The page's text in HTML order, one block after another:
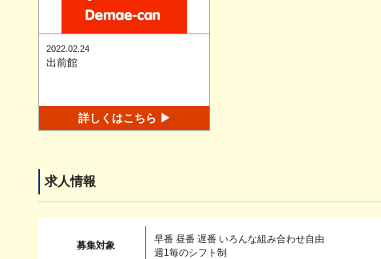
2022.02.24
出前館
詳しくはこちら ▶
求人情報
募集対象
早番 昼番 遅番 いろんな組み合わせ自由
週1毎のシフト制